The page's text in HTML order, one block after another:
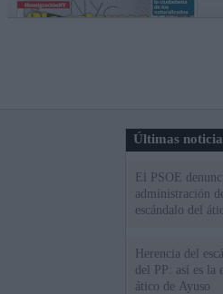
Últimas
El PSOE
administración
escándalo del
Herencia del
del PP: así es la
ático de Ayuso